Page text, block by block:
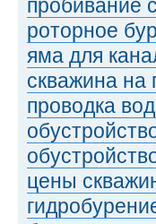
пробивание
роторное
яма для
скважина на
проводка
цены